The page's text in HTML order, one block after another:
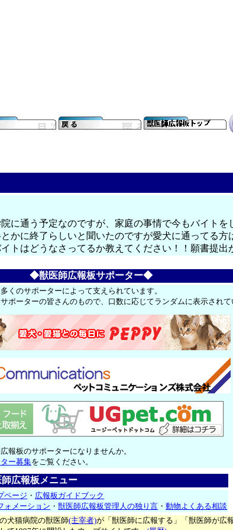
に通う予定なのですが、家庭の事情で今もバイト
かに終了らしいと聞いたのですが愛犬に通ってる
はどうなさってるか教えてください！！願書提
◆獣医師広報板サポーター◆
くのサポーターによって支えられています。
ポーターの皆さんのもので、口数に応じてランダムに表示されて
報板のサポーターになりませんか。
ー募集をご覧ください。
広報板メニュー
ページ ・ 広報板ガイドブック
ォメーション ・獣医師広報板管理人の独り言 ・動物よくある相談
犬猫病院の獣医師(主宰者)が「獣医師に広報する」「獣医師が広報